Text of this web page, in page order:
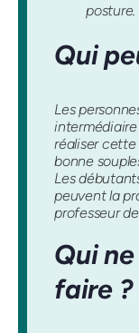
posture.
Qui
Les
réaliser cette
bonne
Les
peuvent la
professeur
Qui
faire ?